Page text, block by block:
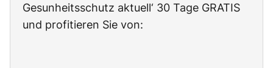
Gesunheitsschutz aktuell‘ 30 Tage GRATIS
und profitieren Sie von: